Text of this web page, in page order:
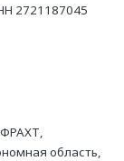
2721187045
область,